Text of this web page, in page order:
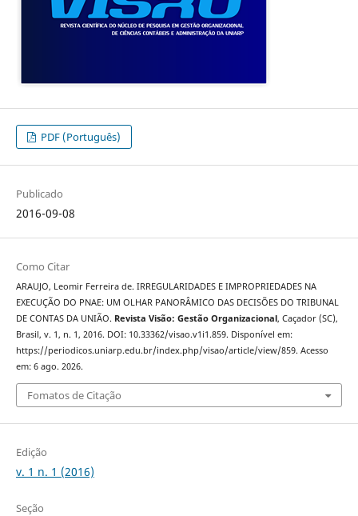
PDF (Português)
Publicado
2016-09-08
Como Citar
ARAUJO, Leomir Ferreira de. IRREGULARIDADES E IMPROPRIEDADES NA
EXECUÇÃO DO PNAE: UM OLHAR PANORÂMICO DAS DECISÕES DO TRIBUNAL
DE CONTAS DA UNIÃO. Revista Visão: Gestão Organizacional, Caçador (SC),
Brasil, v. 1, n. 1, 2016. DOI: 10.33362/visao.v1i1.859. Disponível em:
https://periodicos.uniarp.edu.br/index.php/visao/article/view/859. Acesso
em: 6 ago. 2026.
Fomatos de Citação
Edição
v. 1 n. 1 (2016)
Seção